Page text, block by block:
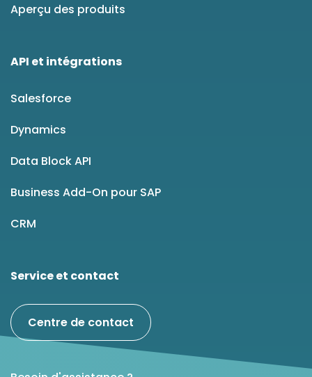
Aperçu des produits
API et intégrations
Salesforce
Dynamics
Data Block API
Business Add-On pour SAP
CRM
Service et contact
Centre de contact